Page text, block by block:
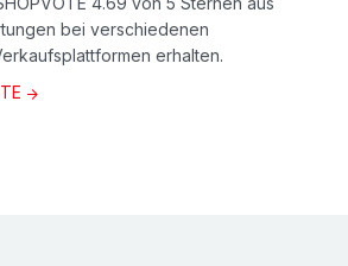
bei verschiedenen
erhalten.